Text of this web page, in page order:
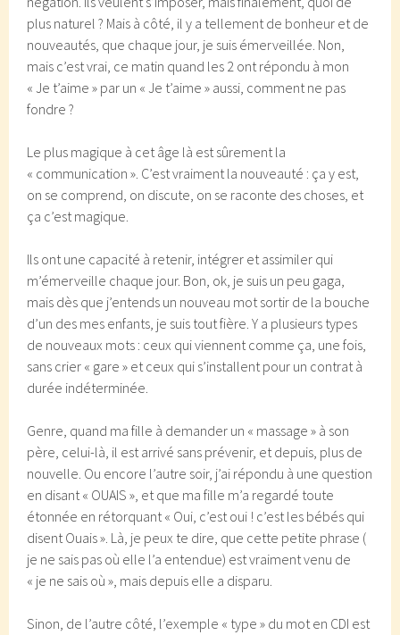
plus naturel ? Mais à côté, il y a tellement de bonheur et de
nouveautés, que chaque jour, je suis émerveillée. Non,
mais c’est vrai, ce matin quand les 2 ont répondu à mon
« Je t’aime » par un « Je t’aime » aussi, comment ne pas
fondre ?
Le plus magique à cet âge là est sûrement la
« communication ». C’est vraiment la nouveauté : ça y est,
on se comprend, on discute, on se raconte des choses, et
ça c’est magique.
Ils ont une capacité à retenir, intégrer et assimiler qui
m’émerveille chaque jour. Bon, ok, je suis un peu gaga,
mais dès que j’entends un nouveau mot sortir de la bouche
d’un des mes enfants, je suis tout fière. Y a plusieurs types
de nouveaux mots : ceux qui viennent comme ça, une fois,
sans crier « gare » et ceux qui s’installent pour un contrat à
durée indéterminée.
Genre, quand ma fille à demander un « massage » à son
père, celui-là, il est arrivé sans prévenir, et depuis, plus de
nouvelle. Ou encore l’autre soir, j’ai répondu à une question
en disant « OUAIS », et que ma fille m’a regardé toute
étonnée en rétorquant « Oui, c’est oui ! c’est les bébés qui
disent Ouais ». Là, je peux te dire, que cette petite phrase (
je ne sais pas où elle l’a entendue) est vraiment venu de
« je ne sais où », mais depuis elle a disparu.
Sinon, de l’autre côté, l’exemple « type » du mot en CDI est